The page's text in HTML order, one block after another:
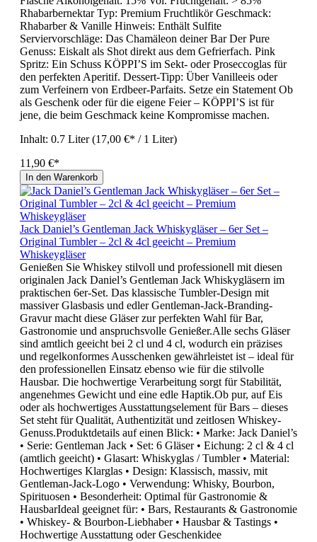
Rhabarbernektar Typ: Premium Fruchtlikör Geschmack:
Rhabarber & Vanille Hinweis: Enthält Sulfite
Serviervorschläge: Das Chamäleon deiner Bar Der Pure
Genuss: Eiskalt als Shot direkt aus dem Gefrierfach. Pink
Spritz: Ein Schuss KÖPPI’S im Sekt- oder Proseccoglas für
den perfekten Aperitif. Dessert-Tipp: Über Vanilleeis oder
zum Verfeinern von Erdbeer-Parfaits. Setze ein Statement Ob
als Geschenk oder für die eigene Feier – KÖPPI’S ist für
jene, die beim Geschmack keine Kompromisse machen.
Inhalt: 0.7 Liter(17,00 €* / 1 Liter)
11,90 €*
In den Warenkorb
Jack Daniel’s Gentleman Jack Whiskygläser – 6er Set –
Original Tumbler – 2cl & 4cl geeicht – Premium
Whiskeygläser
Genießen Sie Whiskey stilvoll und professionell mit diesen
originalen Jack Daniel’s Gentleman Jack Whiskygläsern im
praktischen 6er-Set. Das klassische Tumbler-Design mit
massiver Glasbasis und edler Gentleman-Jack-Branding-
Gravur macht diese Gläser zur perfekten Wahl für Bar,
Gastronomie und anspruchsvolle Genießer.Alle sechs Gläser
sind amtlich geeicht bei 2 cl und 4 cl, wodurch ein präzises
und regelkonformes Ausschenken gewährleistet ist – ideal für
den professionellen Einsatz ebenso wie für die stilvolle
Hausbar. Die hochwertige Verarbeitung sorgt für Stabilität,
angenehmes Gewicht und eine edle Haptik.Ob pur, auf Eis
oder als hochwertiges Ausstattungselement für Bars – dieses
Set steht für Qualität, Authentizität und zeitlosen Whiskey-
Genuss.Produktdetails auf einen Blick: • Marke: Jack Daniel’s
• Serie: Gentleman Jack • Set: 6 Gläser • Eichung: 2 cl & 4 cl
(amtlich geeicht) • Glasart: Whiskyglas / Tumbler • Material:
Hochwertiges Klarglas • Design: Klassisch, massiv, mit
Gentleman-Jack-Logo • Verwendung: Whisky, Bourbon,
Spirituosen • Besonderheit: Optimal für Gastronomie &
HausbarIdeal geeignet für: • Bars, Restaurants & Gastronomie
• Whiskey- & Bourbon-Liebhaber • Hausbar & Tastings •
Hochwertige Ausstattung oder Geschenkidee